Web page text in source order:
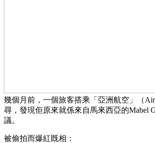
幾個月前，一個旅客搭乘「亞洲航空」（
尋，發現佢原來就係來自馬來西亞的Mabel
議。
被偷拍而爆紅既相：